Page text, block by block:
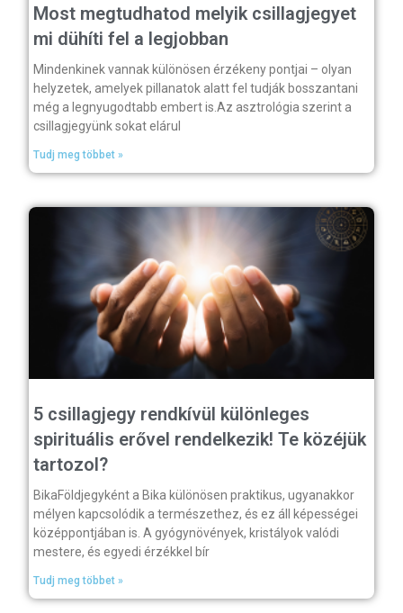
Most megtudhatod melyik csillagjegyet
mi dühíti fel a legjobban
Mindenkinek vannak különösen érzékeny pontjai – olyan
helyzetek, amelyek pillanatok alatt fel tudják bosszantani
még a legnyugodtabb embert is.Az asztrológia szerint a
csillagjegyünk sokat elárul
Tudj meg többet »
5 csillagjegy rendkívül különleges
spirituális erővel rendelkezik! Te közéjük
tartozol?
BikaFöldjegyként a Bika különösen praktikus, ugyanakkor
mélyen kapcsolódik a természethez, és ez áll képességei
középpontjában is. A gyógynövények, kristályok valódi
mestere, és egyedi érzékkel bír
Tudj meg többet »